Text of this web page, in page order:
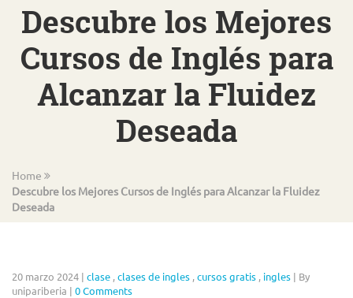
Descubre los Mejores
Cursos de Inglés para
Alcanzar la Fluidez
Deseada
Home
Descubre los Mejores Cursos de Inglés para Alcanzar la Fluidez
Deseada
20 marzo 2024 | clase ,clases de ingles ,cursos gratis , ingles | By
unipariberia | 0 Comments